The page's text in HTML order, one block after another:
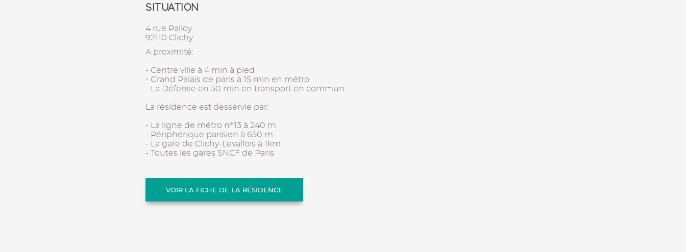
SITUATION
4 rue Palloy
92110 Clichy
A proximité:
- Centre ville à 4 min à pied
- Grand Palais de paris à 15 min en métro
- La Défense en 30 min en transport en commun
La résidence est desservie par:
- La ligne de métro n°13 à 240 m
- Périphérique parisien à 650 m
- La gare de Clichy-Levallois à 1km
- Toutes les gares SNCF de Paris
VOIR LA FICHE DE LA RÉSIDENCE